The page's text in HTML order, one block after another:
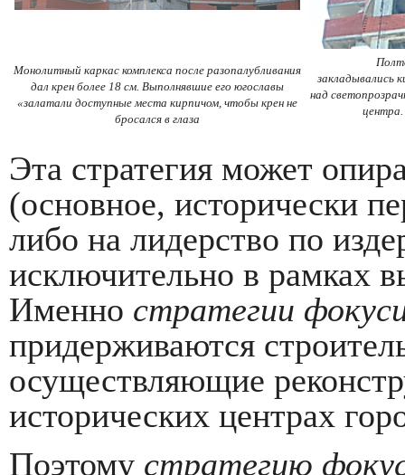
Монолитный каркас комплекса после разопалубливания
дал крен более 18 см. Выполнявшие его югославы
«залатали доступные места кирпичом, чтобы крен не
бросался в глаза
закладывались
над
центра.
Эта стратегия может
(основное, исторически
либо на лидерство по
исключительно в рамках
Именно стратегии
придерживаются
осуществляющие
исторических центрах
Поэтому стратегию